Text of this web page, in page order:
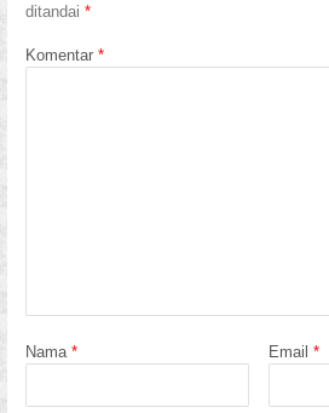
ditandai *
Komentar *
Nama * Email *